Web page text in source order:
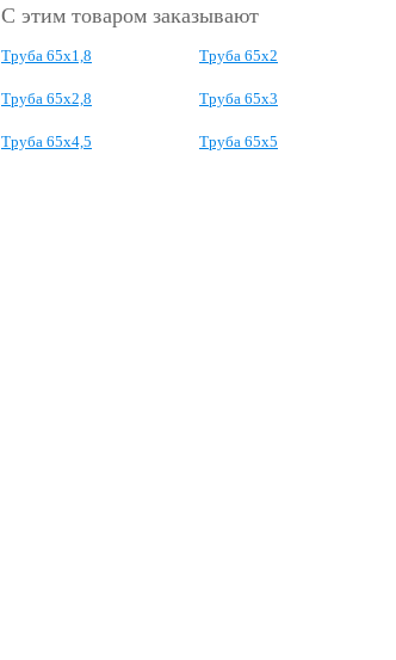
С этим товаром заказывают
Труба 65x1,8 Труба 65x2
Труба 65x2,8 Труба 65x3
Труба 65x4,5 Труба 65x5